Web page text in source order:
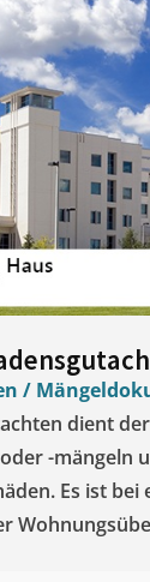
/
dient
-mängeln
Es ist bei